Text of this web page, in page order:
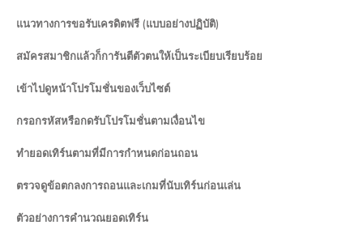
แนวทางการขอรับเครดิตฟรี (แบบอย่างปฏิบัติ)
สมัครสมาชิกแล้วก็การันตีตัวตนให้เป็นระเบียบเรียบร้อย
เข้าไปดูหน้าโปรโมชั่นของเว็บไซต์
กรอกรหัสหรือกดรับโปรโมชั่นตามเงื่อนไข
ทำยอดเทิร์นตามที่มีการกำหนดก่อนถอน
ตรวจดูข้อตกลงการถอนและเกมที่นับเทิร์นก่อนเล่น
ตัวอย่างการคำนวณยอดเทิร์น